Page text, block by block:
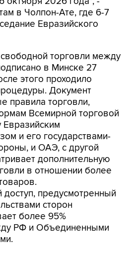
в Чолпон-Ате, где 6-7
Евразийского
торговли между
в Минске 27
этого проходило
Документ
правила торговли,
Всемирной торговой
Евразийским
и его государствами-
и ОАЭ, с другой
дополнительную
в отношении более
предусмотренный
сторон
более 95%
РФ и Объединенными